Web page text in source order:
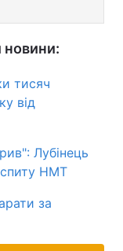
новини:
тисяч
від
Лубінець
НМТ
за